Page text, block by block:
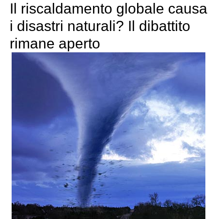
Il riscaldamento globale causa
i disastri naturali? Il dibattito
rimane aperto